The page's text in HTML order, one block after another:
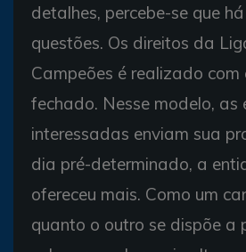
detalhes, percebe-se que
questões. Os direitos da
Campeões é realizado com
fechado. Nesse modelo, as
interessadas enviam sua
dia pré-determinado, a
ofereceu mais. Como um
quanto o outro se dispõe a